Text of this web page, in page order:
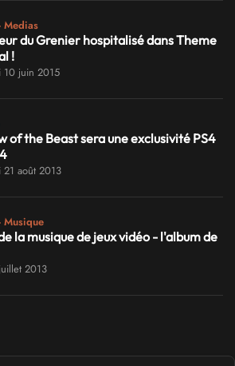
Medias
du Grenier hospitalisé dans Theme
!
10 juin 2015
of the Beast sera une exclusivité PS4
août 2013
Musique
la musique de jeux vidéo - l'album de
2013